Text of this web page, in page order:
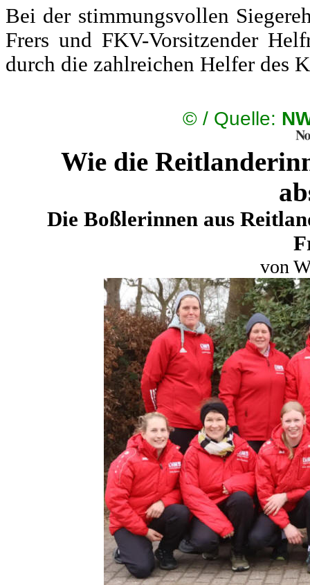
Bei der stimmungsvollen
Frers und FKV-Vorsitzender
durch die zahlreichen Helfer des
© / Quelle:
Wie die
Die Boßlerinnen aus
von